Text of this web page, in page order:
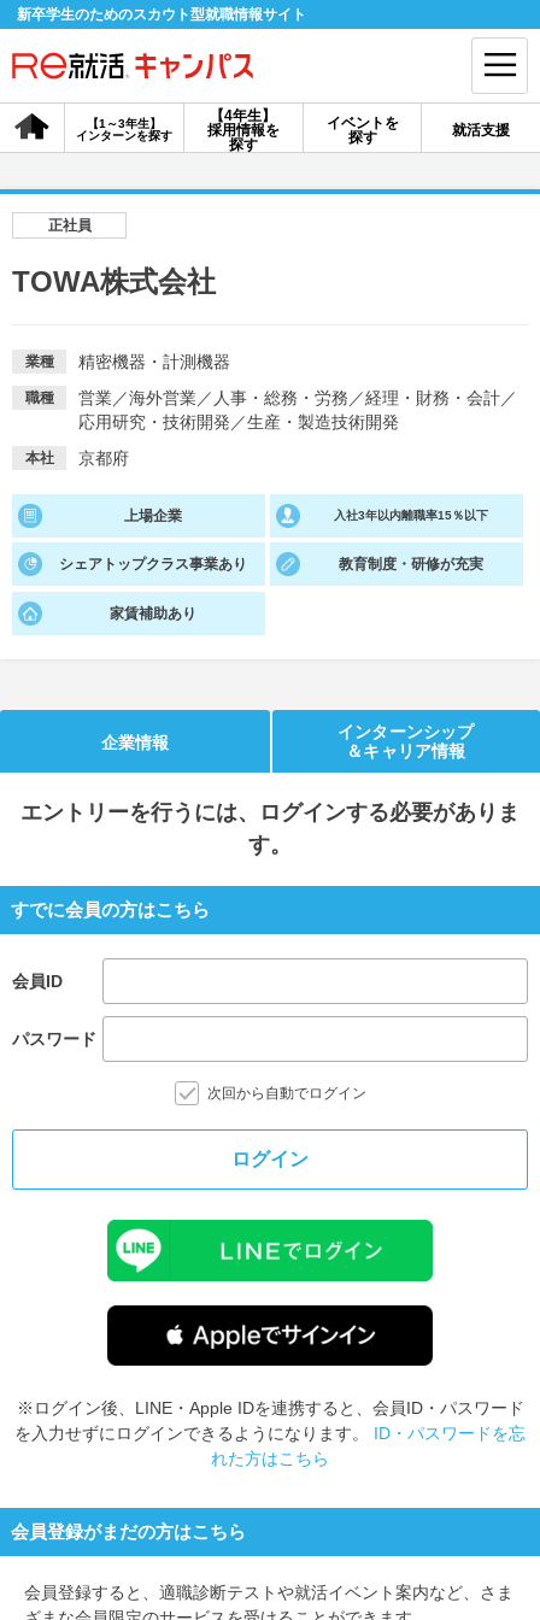
新卒学生のためのスカウト型就職情報サイト
【4年生】
採用情報を
探す
【1～3年生】
インターンを探す
イベントを
探す
就活支援
会員登録 ログイン
採用情報を探す
就活ノウハウ・サポート
就活支援
就活ノウハウが満載！
就活コラム
あなたに合う仕事を診断！ 動画で対策講座をチェック
よくある質問
正社員
TOWA株式会社
業種 精密機器・計測機器
職種 営業／海外営業／ 人事・総務・労務 ／経理・財務・会計／
応用研究・技術開発 ／生産・製造技術開発
本社 京都府
上場企業 入社3年以内離職率15％以下
シェアトップクラス事業あり 教育制度・研修が充実
家賃補助あり
企業情報
インターンシップ
＆キャリア情報
エントリーを行うには、ログインする必要がありま
す。
すでに会員の方はこちら
会員ID
パスワード
次回から自動でログイン
ログイン
※ログイン後、LINE・Apple IDを連携すると、会員ID・パスワード
を入力せずにログインできるようになります。 ID・パスワードを忘
れた方はこちら
会員登録がまだの方はこちら
会員登録すると、 適職診断テストや就活イベント案内など、さま